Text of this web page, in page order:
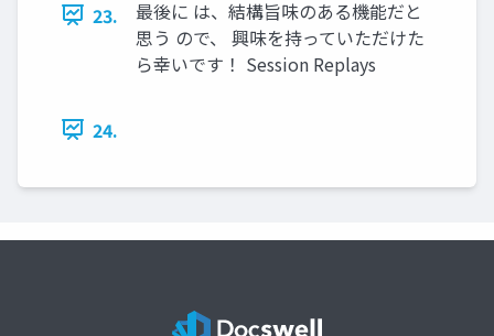
23.
最後に は、結構旨味のある機能だと
思う ので、 興味を持っていただけた
ら幸いです！ Session Replays
24.